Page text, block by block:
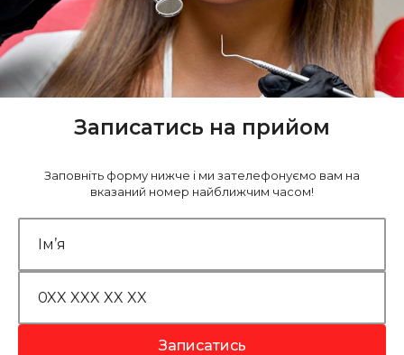
Записатись на прийом
Заповніть форму нижче і ми зателефонуємо вам на
вказаний номер найближчим часом!
Записатись